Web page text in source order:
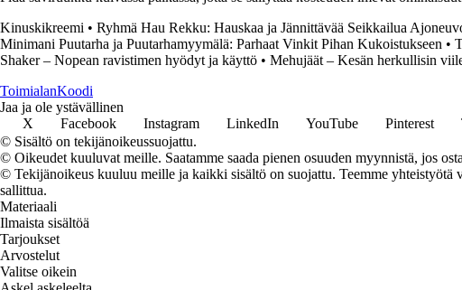
Kinuskikreemi • Ryhmä Hau Rekku: Hauskaa ja Jännittävää Seikkailua
Minimani Puutarha ja Puutarhamyymälä: Parhaat Vinkit Pihan Kukoistukseen •
Shaker – Nopean ravistimen hyödyt ja käyttö • Mehujäät – Kesän herkullisin
ToimialanKoodi
Jaa ja ole ystävällinen
X
Facebook Instagram LinkedIn YouTube Pinterest
© Sisältö on tekijänoikeussuojattu.
© Oikeudet kuuluvat meille. Saatamme saada pienen osuuden myynnistä, jos
© Tekijänoikeus kuuluu meille ja kaikki sisältö on suojattu. Teemme
sallittua.
Materiaali
Ilmaista sisältöä
Tarjoukset
Arvostelut
Valitse oikein